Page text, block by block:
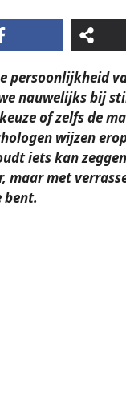
persoonlijkheid
nauwelijks bij
of zelfs de
wijzen
iets kan
maar met
bent.